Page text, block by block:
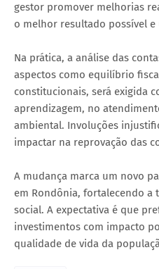
gestor promover melhorias
o melhor resultado possível
Na prática, a análise das
aspectos como equilíbrio
constitucionais, será exigida
aprendizagem, no
ambiental. Involuções
impactar na reprovação das
A mudança marca um novo
em Rondônia, fortalecendo a
social. A expectativa é que
investimentos com impacto
qualidade de vida da